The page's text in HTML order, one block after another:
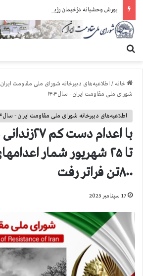
خانه / اطلاعیه‌های دبیرخانه شورای ملی مقاومت ایران
شورای ملی مقاومت ایران - سال ۱۴۰۴
اطلاعیه‌های دبیرخانه شورای ملی مقاومت ایران - سال ۱۴۰۴
۸۰۰تن فراتر رفت
17 سپتامبر 2025